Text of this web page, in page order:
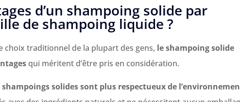
d’un shampoing solide par
de shampoing liquide ?
choix traditionnel de la plupart des gens, le shampoing solide
qui méritent d’être pris en considération.
shampoings solides sont plus respectueux de